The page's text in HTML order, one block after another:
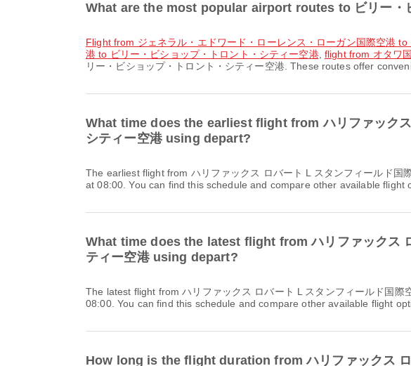
What are the most popular airport routes to ビリー・
flight from ジェネラル・エドワード・ローレンス・ローガン国際空港
港 to ビリー・ビショップ・トロント・シティー空港, flight from オタワ
リー・ビショップ・トロント・シティー空港. These routes offer
What time does the earliest flight from ハリファックス
シティー空港 using depart?
The earliest flight from ハリファックス ロバート L スタンフィールド国際空港 to ビリー・ビショップ・トロント・シティー空港 with ポーター航空 / Porter Airlines departs
at 08:00. You can find this schedule and compare other available flight
What time does the latest flight from ハリファックス
ティー空港 using depart?
The latest flight from ハリファックス ロバート L スタンフィールド国際空港 to ビリー・ビショップ・トロント・シティー空港 with ポーター航空 / Porter Airlines departs at
08:00. You can find this schedule and compare other available flight
How long is the flight duration from ハリファックス